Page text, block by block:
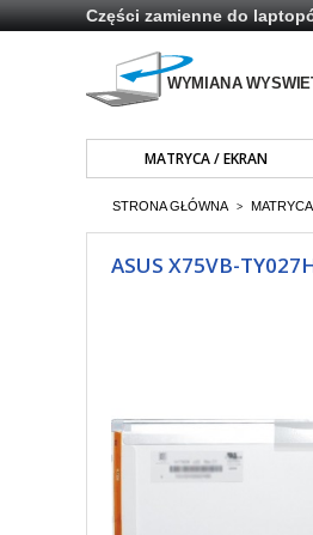
Części zamienne do
MATRYCA / EKRAN
STRONA GŁÓWNA >
ASUS X75VB-